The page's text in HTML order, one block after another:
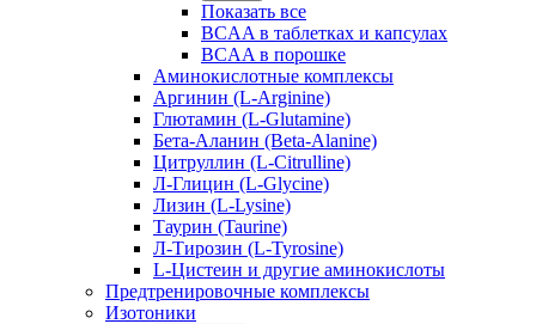
Показать все
BCAA в таблетках и капсулах
BCAA в порошке
Аминокислотные комплексы
Аргинин (L-Arginine)
Глютамин (L-Glutamine)
Бета-Аланин (Beta-Alanine)
Цитруллин (L-Citrulline)
Л-Глицин (L-Glycine)
Лизин (L-Lysine)
Таурин (Taurine)
Л-Тирозин (L-Tyrosine)
L-Цистеин и другие аминокислоты
Предтренировочные комплексы
Изотоники